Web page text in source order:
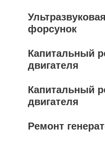
форсунок
Капитальный
двигателя
Капитальный
двигателя
Ремонт